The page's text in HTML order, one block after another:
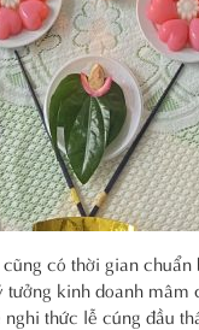
có thời gian
kinh doanh
thức lễ cúng đầu